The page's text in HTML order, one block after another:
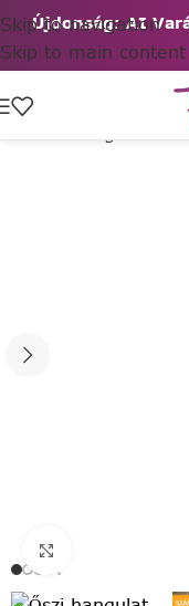
Újdonság: AI
Skip to navigation
Skip to main content